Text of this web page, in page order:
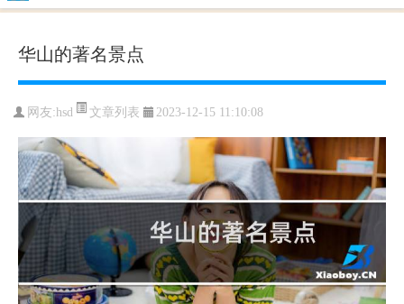
华山的著名景点
网友:hsd 文章列表 2023-12-15 11:10:08